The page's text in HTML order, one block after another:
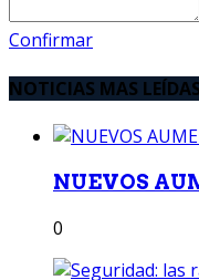
Confirmar
NOTICIAS MAS LEÍDAS
NUEVOS
0